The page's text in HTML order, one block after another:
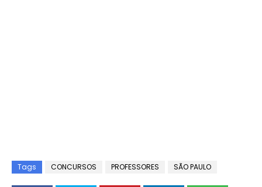
Tags CONCURSOS PROFESSORES SÃO PAULO